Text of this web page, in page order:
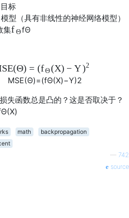
目标
型（具有非线性的神经网络模型）
集f ΘfΘ
(Θ) = (fΘ (X) − Y)2
MSE(Θ)=(fΘ(X)−Y)2
失函数总是凸的？这是否取决于？
Θ(X)
math
backpropagation
— 742
source